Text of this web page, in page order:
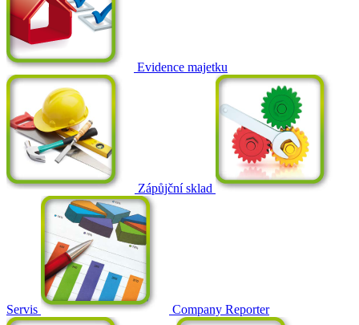
Evidence majetku
Zápůjční sklad
Servis Company Reporter